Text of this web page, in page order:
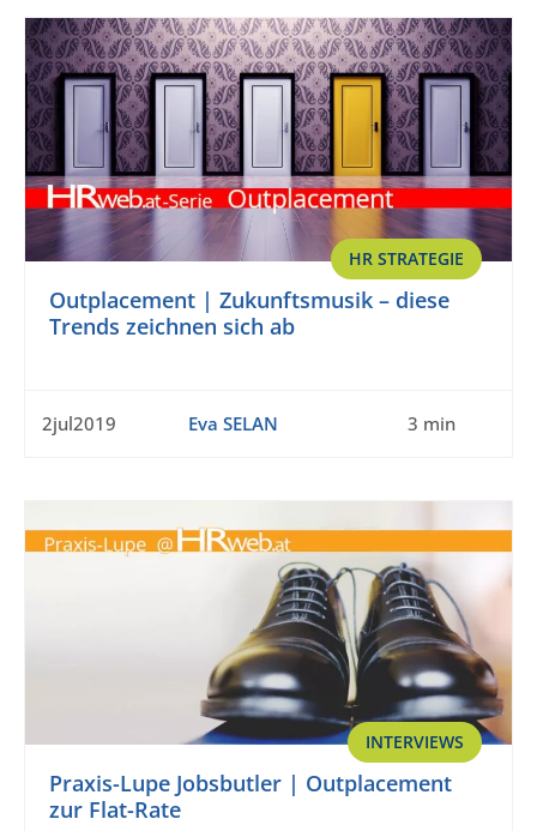
HR STRATEGIE
Outplacement | Zukunftsmusik – diese
Trends zeichnen sich ab
2jul2019 Eva SELAN 3 min
INTERVIEWS
Praxis-Lupe Jobsbutler | Outplacement
zur Flat-Rate